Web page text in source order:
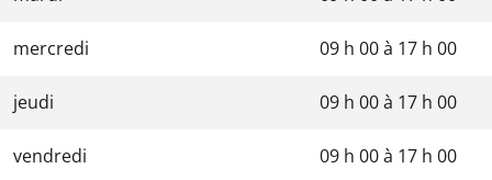
mercredi 09 h 00à 17 h 00
jeudi 09 h 00à 17 h 00
vendredi 09 h 00à 17 h 00